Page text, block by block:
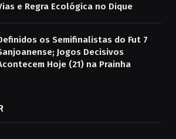
e Regra Ecológica no Dique
os Semifinalistas do Fut 7
Jogos Decisivos
Hoje (21) na Prainha